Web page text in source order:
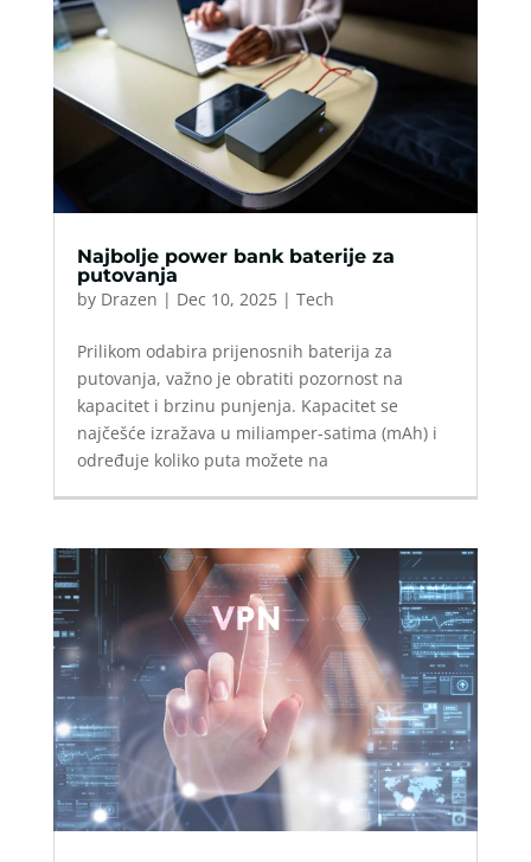
Najbolje power bank baterije za
putovanja
by Drazen | Dec 10, 2025| Tech
Prilikom odabira prijenosnih baterija za
putovanja, važno je obratiti pozornost na
kapacitet i brzinu punjenja. Kapacitet se
najčešće izražava u miliamper-satima (mAh) i
određuje koliko puta možete na